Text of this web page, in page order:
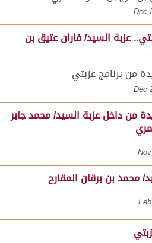
Dec
عزبة السيد/ فاران عتيق بن
من برنامج عزبتي
Dec
من داخل عزبة السيد/ محمد جابر
محمد بن برقان المقارح